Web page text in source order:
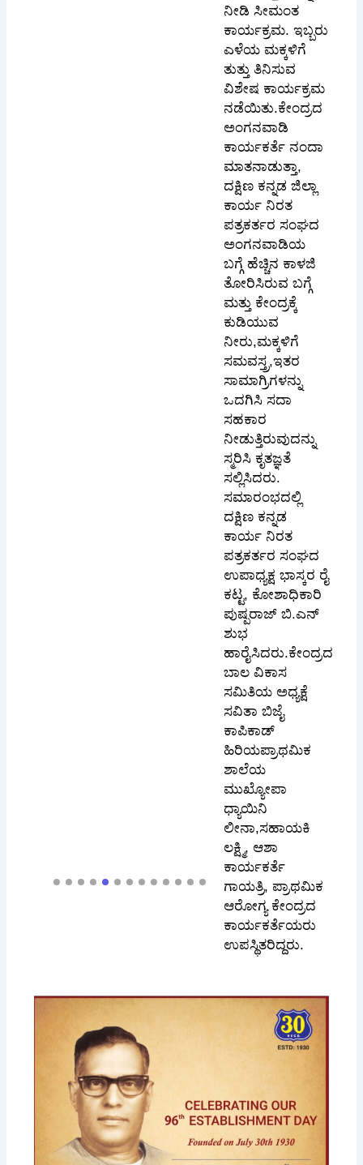
ನೀಡಿ ಸೀಮಂತ
ಕಾರ್ಯಕ್ರಮ. ಇಬ್ಬರು
ಎಳೆಯ ಮಕ್ಕಳಿಗೆ
ತುತ್ತು ತಿನಿಸುವ
ವಿಶೇಷ ಕಾರ್ಯಕ್ರಮ
ನಡೆಯಿತು.ಕೇಂದ್ರದ
ಅಂಗನವಾಡಿ
ಕಾರ್ಯಕರ್ತೆ ನಂದಾ
ಮಾತನಾಡುತ್ತಾ,
ದಕ್ಷಿಣ ಕನ್ನಡ ಜಿಲ್ಲಾ
ಕಾರ್ಯ ನಿರತ
ಪತ್ರಕರ್ತರ ಸಂಘದ
ಅಂಗನವಾಡಿಯ
ಬಗ್ಗೆ ಹೆಚ್ಚಿನ ಕಾಳಜಿ
ತೋರಿಸಿರುವ ಬಗ್ಗೆ
ಮತ್ತು ಕೇಂದ್ರಕ್ಕೆ
ಕುಡಿಯುವ
ನೀರು,ಮಕ್ಕಳಿಗೆ
ಸಮವಸ್ತ್ರ,ಇತರ
ಸಾಮಾಗ್ರಿಗಳನ್ನು
ಒದಗಿಸಿ ಸದಾ
ಸಹಕಾರ
ನೀಡುತ್ತಿರುವುದನ್ನು
ಸ್ಮರಿಸಿ ಕೃತಜ್ಞತೆ
ಸಲ್ಲಿಸಿದರು.
ಸಮಾರಂಭದಲ್ಲಿ
ದಕ್ಷಿಣ ಕನ್ನಡ
ಕಾರ್ಯ ನಿರತ
ಪತ್ರಕರ್ತರ ಸಂಘದ
ಉಪಾಧ್ಯಕ್ಷ ಭಾಸ್ಕರ ರೈ
ಕಟ್ಟ, ಕೋಶಾಧಿಕಾರಿ
ಪುಷ್ಪರಾಜ್ ಬಿ.ಎನ್
ಶುಭ
ಹಾರೈಸಿದರು.ಕೇಂದ್ರದ
ಬಾಲ ವಿಕಾಸ
ಸಮಿತಿಯ ಅಧ್ಯಕ್ಷೆ
ಸವಿತಾ ಬಿಜೈ
ಕಾಪಿಕಾಡ್
ಹಿರಿಯಪ್ರಾಥಮಿಕ
ಶಾಲೆಯ
ಮುಖ್ಯೋಪಾ
ಧ್ಯಾಯಿನಿ
ಲೀನಾ,ಸಹಾಯಕಿ
ಲಕ್ಷ್ಮಿ, ಆಶಾ
ಕಾರ್ಯಕರ್ತೆ
ಗಾಯತ್ರಿ, ಪ್ರಾಥಮಿಕ
ಆರೋಗ್ಯ ಕೇಂದ್ರದ
ಕಾರ್ಯಕರ್ತೆಯರು
ಉಪಸ್ಥಿತರಿದ್ದರು.